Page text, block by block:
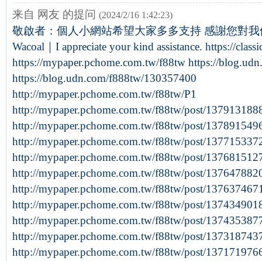
来自 网友 的提问 (2024/2/16 1:42:23)
敬啟者：個人小網站希望大家多多支持 感謝您對
Wacoal｜I appreciate your kind assistance. https://
https://mypaper.pchome.com.tw/f88tw https://
https://blog.udn.com/f888tw/130357400
http://mypaper.pchome.com.tw/f88tw/P1
http://mypaper.pchome.com.tw/f88tw/post/
http://mypaper.pchome.com.tw/f88tw/post/
http://mypaper.pchome.com.tw/f88tw/post/
http://mypaper.pchome.com.tw/f88tw/post/
http://mypaper.pchome.com.tw/f88tw/post/
http://mypaper.pchome.com.tw/f88tw/post/
http://mypaper.pchome.com.tw/f88tw/post/
http://mypaper.pchome.com.tw/f88tw/post/
http://mypaper.pchome.com.tw/f88tw/post/
http://mypaper.pchome.com.tw/f88tw/post/